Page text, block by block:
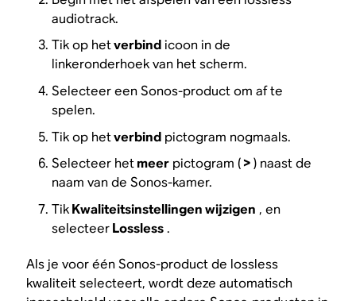
audiotrack.
Tik op hetverbindicoon in de
linkeronderhoek van het scherm.
Selecteer een Sonos-product om af te
spelen.
Tik op hetverbind pictogram nogmaals.
Selecteer hetmeer pictogram (>) naast de
naam van de Sonos-kamer.
TikKwaliteitsinstellingen wijzigen , en
selecteerLossless.
Als je voor één Sonos-product de lossless
kwaliteit selecteert, wordt deze automatisch